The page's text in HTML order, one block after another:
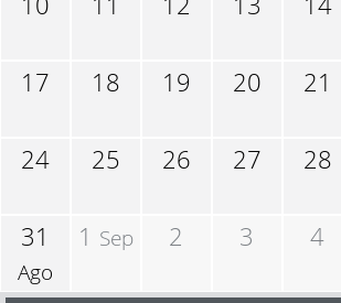
17 18 19 20 21
24 25 26 27 28
31
Ago
1 Sep 2 3 4